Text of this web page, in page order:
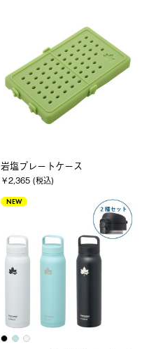
岩塩プレートケース
￥2,365 (税込)
NEW